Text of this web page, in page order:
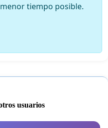
tiempo posible.
usuarios